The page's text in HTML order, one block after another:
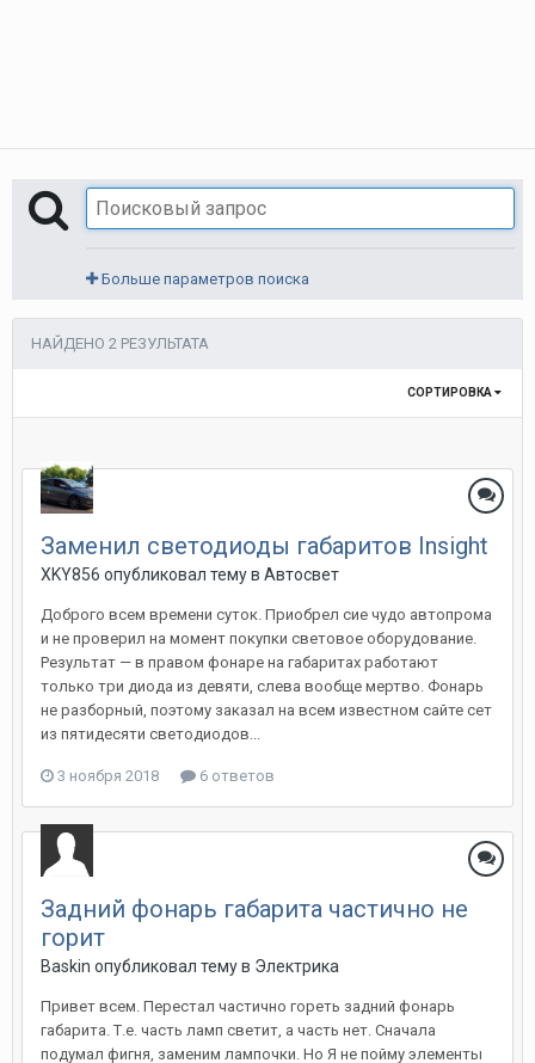
Больше параметров поиска
НАЙДЕНО 2 РЕЗУЛЬТАТА
СОРТИРОВКА
Заменил светодиоды габаритов Insight
XKY856 опубликовал тему в Автосвет
Доброго всем времени суток. Приобрел сие чудо автопрома
и не проверил на момент покупки световое оборудование.
Результат — в правом фонаре на габаритах работают
только три диода из девяти, слева вообще мертво. Фонарь
не разборный, поэтому заказал на всем известном сайте сет
из пятидесяти светодиодов...
3 ноября 2018 6 ответов
Задний фонарь габарита частично не
горит
Baskin опубликовал тему в Электрика
Привет всем. Перестал частично гореть задний фонарь
габарита. Т.е. часть ламп светит, а часть нет. Сначала
подумал фигня, заменим лампочки. Но Я не пойму элементы